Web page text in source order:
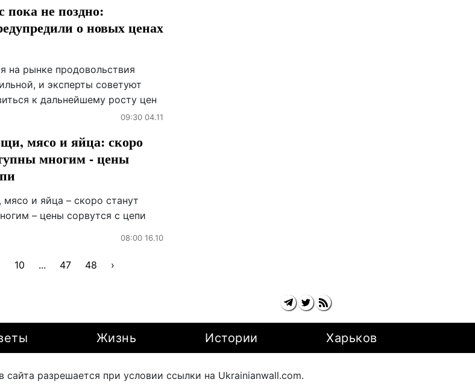
пока не поздно:
о новых ценах
на рынке продовольствия
и эксперты советуют
к дальнейшему росту цен
09:30 04.11
мясо и яйца: скоро
многим - цены
и яйца – скоро станут
– цены сорвутся с цепи
08:00 16.10
10 ... 47 48 ›
Жизнь Истории Харьков
разрешается при условии ссылки на Ukrainianwall.com.